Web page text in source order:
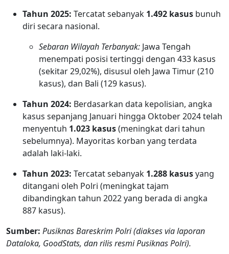
Tahun 2025: Tercatat sebanyak 1.492 kasus bunuh
diri secara nasional.
Sebaran Wilayah Terbanyak: Jawa Tengah
menempati posisi tertinggi dengan 433 kasus
(sekitar 29,02%), disusul oleh Jawa Timur (210
kasus), dan Bali (129 kasus).
Tahun 2024: Berdasarkan data kepolisian, angka
kasus sepanjang Januari hingga Oktober 2024 telah
menyentuh 1.023 kasus(meningkat dari tahun
sebelumnya). Mayoritas korban yang terdata
adalah laki-laki.
Tahun 2023: Tercatat sebanyak 1.288 kasusyang
ditangani oleh Polri (meningkat tajam
dibandingkan tahun 2022 yang berada di angka
887 kasus).
Sumber: Pusiknas Bareskrim Polri (diakses via laporan
Dataloka, GoodStats, dan rilis resmi Pusiknas Polri).